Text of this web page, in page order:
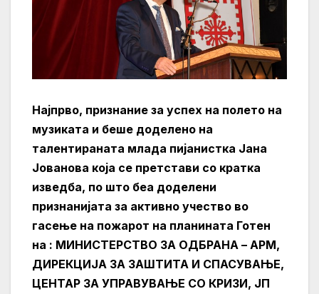
Најпрво, признание за успех на полето на
музиката и беше доделено на
талентираната млада пијанистка Јана
Јованова која се претстави со кратка
изведба, по што беа доделени
признанијата за активно учество во
гасење на пожарот на планината Готен
на : МИНИСТЕРСТВО ЗА ОДБРАНА – АРМ,
ДИРЕКЦИЈА ЗА ЗАШТИТА И СПАСУВАЊЕ,
ЦЕНТАР ЗА УПРАВУВАЊЕ СО КРИЗИ, ЈП